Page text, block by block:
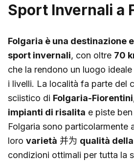
Sport Invernali a
Folgaria è una destinazione
sport invernali, con oltre 70
che la rendono un luogo
i livelli. La località fa parte del
sciistico di Folgaria-Fiorentini
impianti di risalita e piste
Folgaria sono particolarmente
loro varietà 并为 qualità
condizioni ottimali per tutta la